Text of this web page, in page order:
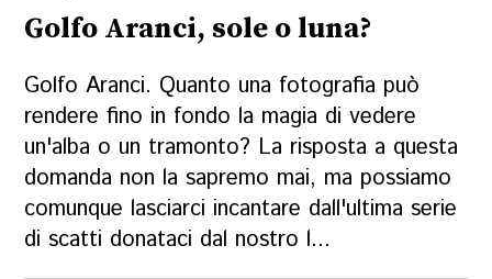
Golfo Aranci, sole o luna?
Golfo Aranci. Quanto una fotografia può
rendere fino in fondo la magia di vedere
un'alba o un tramonto? La risposta a questa
domanda non la sapremo mai, ma possiamo
comunque lasciarci incantare dall'ultima serie
di scatti donataci dal nostro l...